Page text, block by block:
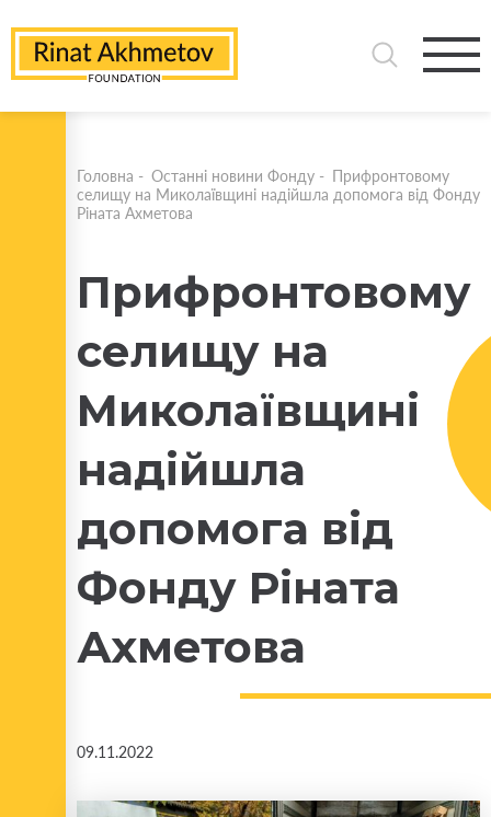
Головна - Останні новини Фонду - Прифронтовому
селищу на Миколаївщині надійшла допомога від Фонду
Ріната Ахметова
Прифронтовому
селищу на
Миколаївщині
надійшла
допомога від
Фонду Ріната
Ахметова
09.11.2022